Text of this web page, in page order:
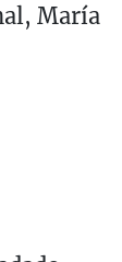
María